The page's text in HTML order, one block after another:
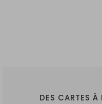
DES CARTES À